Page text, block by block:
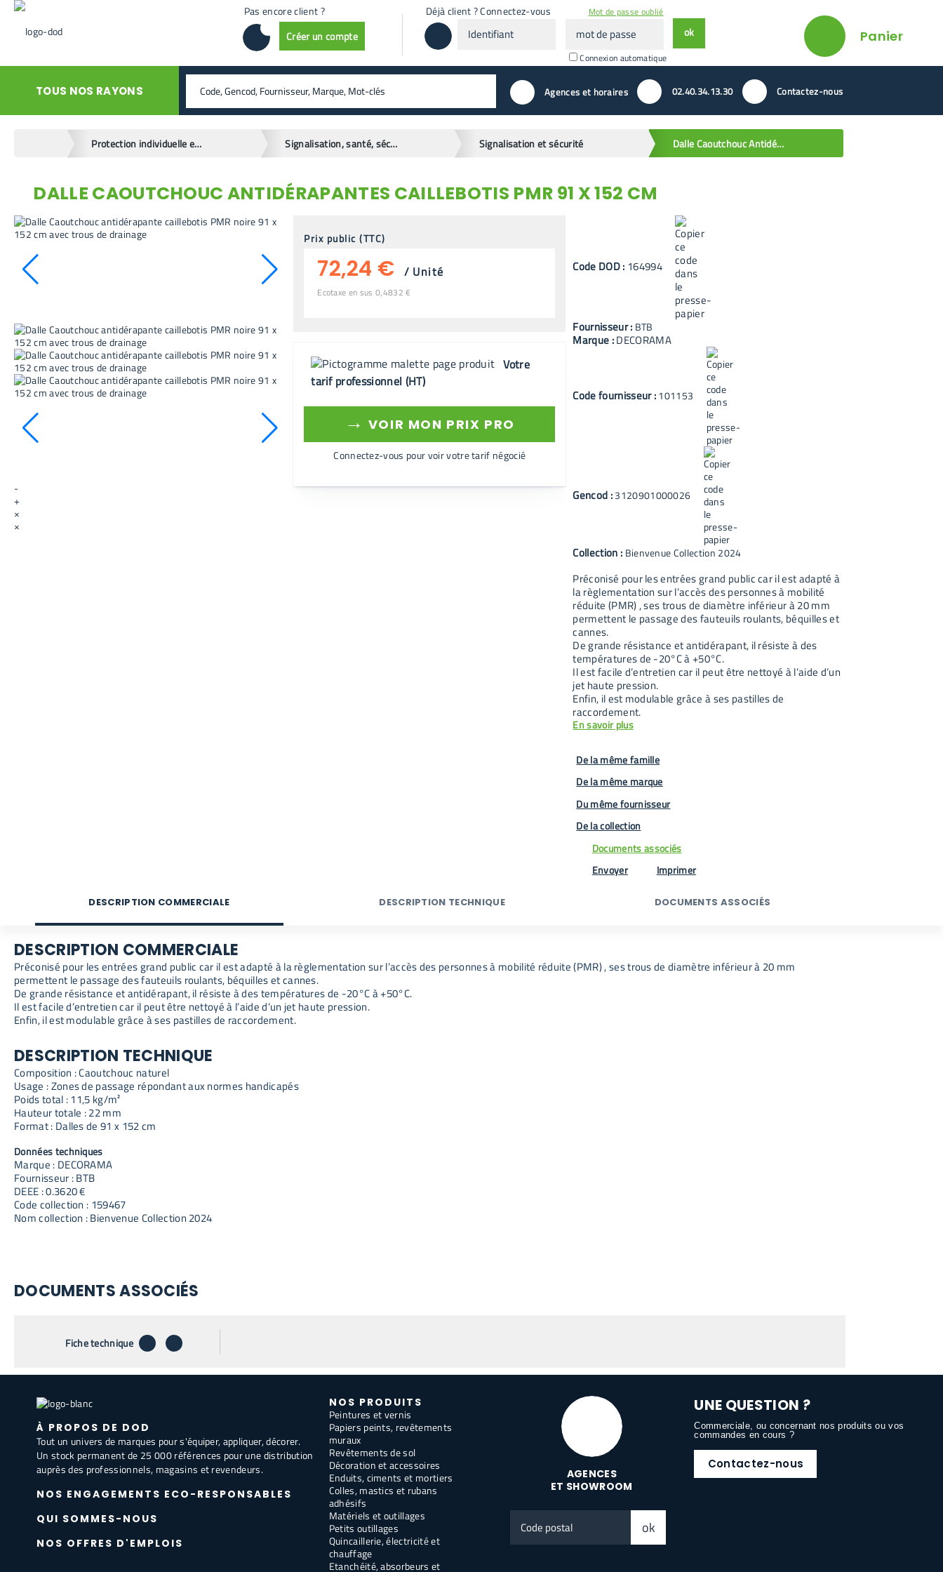
Pas encore client ?
Créer un compte
Déjà client ? Connectez-vous
passeConnexion automatique
Mot de passe oublié
ok Panier
TOUS NOS RAYONS rechercher valider Agences et horaires 02.40.34.13.30 Contactez-nous
Protection individuelle et sécurité Signalisation, santé, sécurité Signalisation et sécurité Dalle Caoutchouc Antidérapantes Caillebotis PMR 91 x 152 cm
retour en arrière
DALLE CAOUTCHOUC ANTIDÉRAPANTES CAILLEBOTIS PMR 91 X 152 CM
-
+
×
×
Prix public (TTC)
72,24 € / Unité
Ecotaxe en sus 0,4832 €
Votre
tarif professionnel (HT)
→ VOIR MON PRIX PRO
Connectez-vous pour voir votre tarif négocié
Code DOD: 164994
Fournisseur : BTB
Marque :DECORAMA
Code fournisseur :101153
Gencod :3120901000026
Collection : Bienvenue Collection 2024
Préconisé pour les entrées grand public car il est adapté à
la règlementation sur l’accès des personnes à mobilité
réduite (PMR) , ses trous de diamètre inférieur à 20 mm
permettent le passage des fauteuils roulants, béquilles et
cannes.
De grande résistance et antidérapant, il résiste à des
températures de -20°C à +50°C.
Il est facile d’entretien car il peut être nettoyé à l’aide d’un
jet haute pression.
Enfin, il est modulable grâce à ses pastilles de
raccordement.
En savoir plus
De la même famille
De la même marque
Du même fournisseur
De la collection
Documents associés
Envoyer
Imprimer
DESCRIPTION COMMERCIALE DESCRIPTION TECHNIQUE DOCUMENTS ASSOCIÉS
DESCRIPTION COMMERCIALE
Préconisé pour les entrées grand public car il est adapté à la règlementation sur l’accès des personnes à mobilité réduite (PMR) , ses trous de diamètre inférieur à 20 mm
permettent le passage des fauteuils roulants, béquilles et cannes.
De grande résistance et antidérapant, il résiste à des températures de -20°C à +50°C.
Il est facile d’entretien car il peut être nettoyé à l’aide d’un jet haute pression.
Enfin, il est modulable grâce à ses pastilles de raccordement.
DESCRIPTION TECHNIQUE
Composition : Caoutchouc naturel
Usage : Zones de passage répondant aux normes handicapés
Poids total : 11,5 kg/m²
Hauteur totale : 22 mm
Format : Dalles de 91 x 152 cm
Données techniques
Marque : DECORAMA
Fournisseur : BTB
DEEE : 0.3620 €
Code collection : 159467
Nom collection : Bienvenue Collection 2024
DOCUMENTS ASSOCIÉS
Fiche technique téléchargerenvoyer par email
À PROPOS DE DOD
Tout un univers de marques pour s'équiper, appliquer, décorer.
Un stock permanent de 25 000 références pour une distribution
auprès des professionnels, magasins et revendeurs.
NOS ENGAGEMENTS ECO-RESPONSABLES
QUI SOMMES-NOUS
NOS OFFRES D'EMPLOIS
NOS PRODUITS
Peintures et vernis
Papiers peints, revêtements
muraux
Revêtements de sol
Décoration et accessoires
Enduits, ciments et mortiers
Colles, mastics et rubans
adhésifs
Matériels et outillages
Petits outillages
Quincaillerie, électricité et
chauffage
Etanchéité, absorbeurs et
AGENCES
ET SHOWROOM
postal
ok
UNE QUESTION ?
Commerciale, ou concernant nos produits ou vos
commandes en cours ?
Contactez-nous